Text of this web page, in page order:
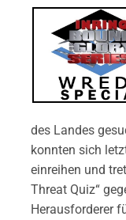
des Landes
konnten sich
einreihen und
Threat Quiz“
Herausforderer